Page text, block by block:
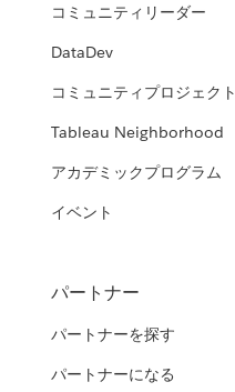
コミュニティリーダー
DataDev
コミュニティプロジェクト
Tableau Neighborhood
アカデミックプログラム
イベント
パートナー
パートナーを探す
パートナーになる